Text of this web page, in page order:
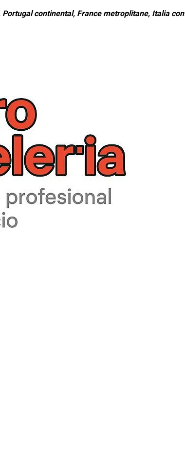
Portugal continental, France metroplitane, Italia